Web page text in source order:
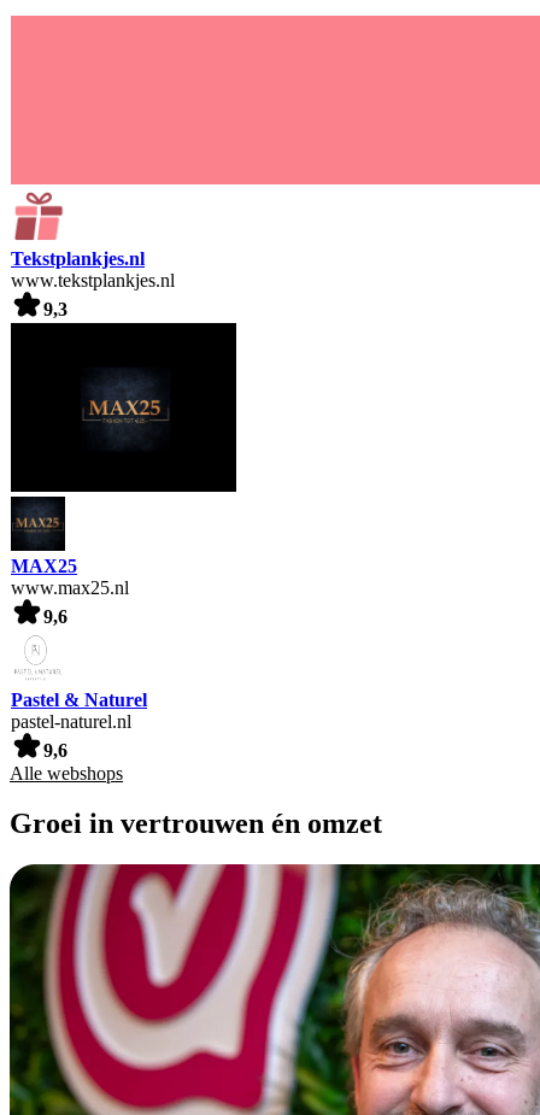
Tekstplankjes.nl
www.tekstplankjes.nl
9,3
MAX25
www.max25.nl
9,6
Pastel & Naturel
pastel-naturel.nl
9,6
Alle webshops
Groei in vertrouwen én omzet